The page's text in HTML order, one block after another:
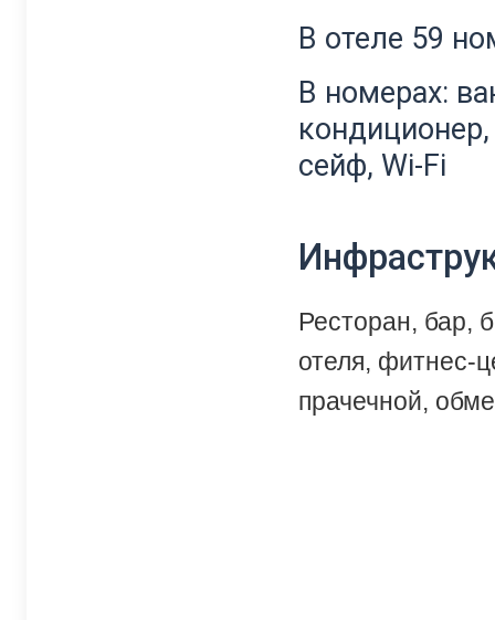
В отеле 59
В номерах:
сейф, Wi-Fi
Ресторан, бар,
отеля, фитнес-
прачечной,